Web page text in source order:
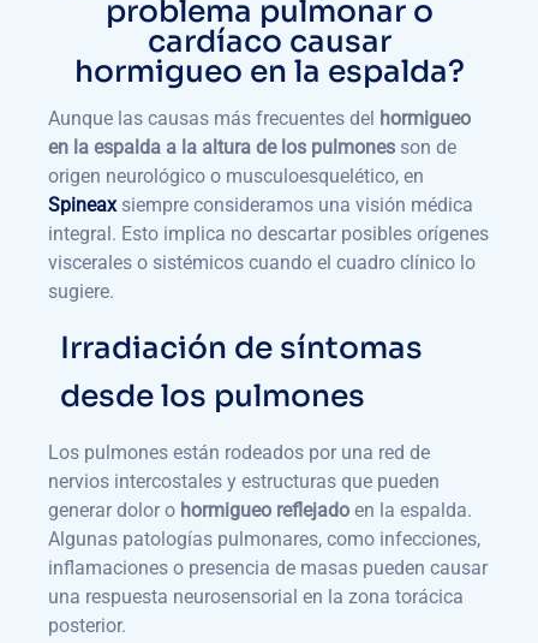
problema pulmonar o
cardíaco causar
hormigueo en la espalda?
Aunque las causas más frecuentes del hormigueo
en la espalda a la altura de los pulmones son de
origen neurológico o musculoesquelético, en
Spineaxsiempre consideramos una visión médica
integral. Esto implica no descartar posibles orígenes
viscerales o sistémicos cuando el cuadro clínico lo
sugiere.
Irradiación de síntomas
desde los pulmones
Los pulmones están rodeados por una red de
nervios intercostales y estructuras que pueden
generar dolor o hormigueo reflejado en la espalda.
Algunas patologías pulmonares, como infecciones,
inflamaciones o presencia de masas pueden causar
una respuesta neurosensorial en la zona torácica
posterior.